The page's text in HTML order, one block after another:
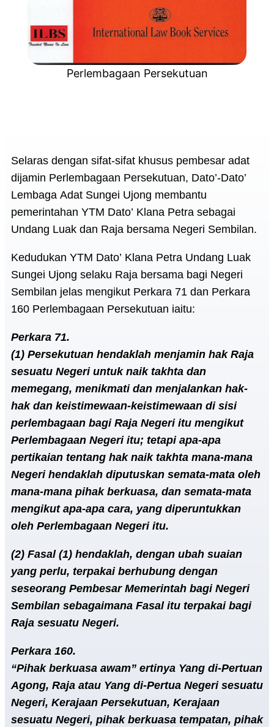
Perlembagaan Persekutuan
Selaras dengan sifat-sifat khusus pembesar adat
dijamin Perlembagaan Persekutuan, Dato’-Dato’
Lembaga Adat Sungei Ujong membantu
pemerintahan YTM Dato’ Klana Petra sebagai
Undang Luak dan Raja bersama Negeri Sembilan.
Kedudukan YTM Dato’ Klana Petra Undang Luak
Sungei Ujong selaku Raja bersama bagi Negeri
Sembilan jelas mengikut Perkara 71 dan Perkara
160 Perlembagaan Persekutuan iaitu:
Perkara 71.
(1) Persekutuan hendaklah menjamin hak Raja
sesuatu Negeri untuk naik takhta dan
memegang, menikmati dan menjalankan hak-
hak dan keistimewaan-keistimewaan di sisi
perlembagaan bagi Raja Negeri itu mengikut
Perlembagaan Negeri itu; tetapi apa-apa
pertikaian tentang hak naik takhta mana-mana
Negeri hendaklah diputuskan semata-mata oleh
mana-mana pihak berkuasa, dan semata-mata
mengikut apa-apa cara, yang diperuntukkan
oleh Perlembagaan Negeri itu.
(2) Fasal (1) hendaklah, dengan ubah suaian
yang perlu, terpakai berhubung dengan
seseorang Pembesar Memerintah bagi Negeri
Sembilan sebagaimana Fasal itu terpakai bagi
Raja sesuatu Negeri.
Perkara 160.
“Pihak berkuasa awam” ertinya Yang di-Pertuan
Agong, Raja atau Yang di-Pertua Negeri sesuatu
Negeri, Kerajaan Persekutuan, Kerajaan
sesuatu Negeri, pihak berkuasa tempatan, pihak